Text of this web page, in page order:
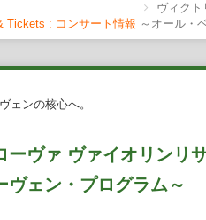
Tickets : コンサート情報
ヴィク
～オール・
ェンの核心へ。
ーヴァ ヴァイオリンリ
ヴェン・プログラム～